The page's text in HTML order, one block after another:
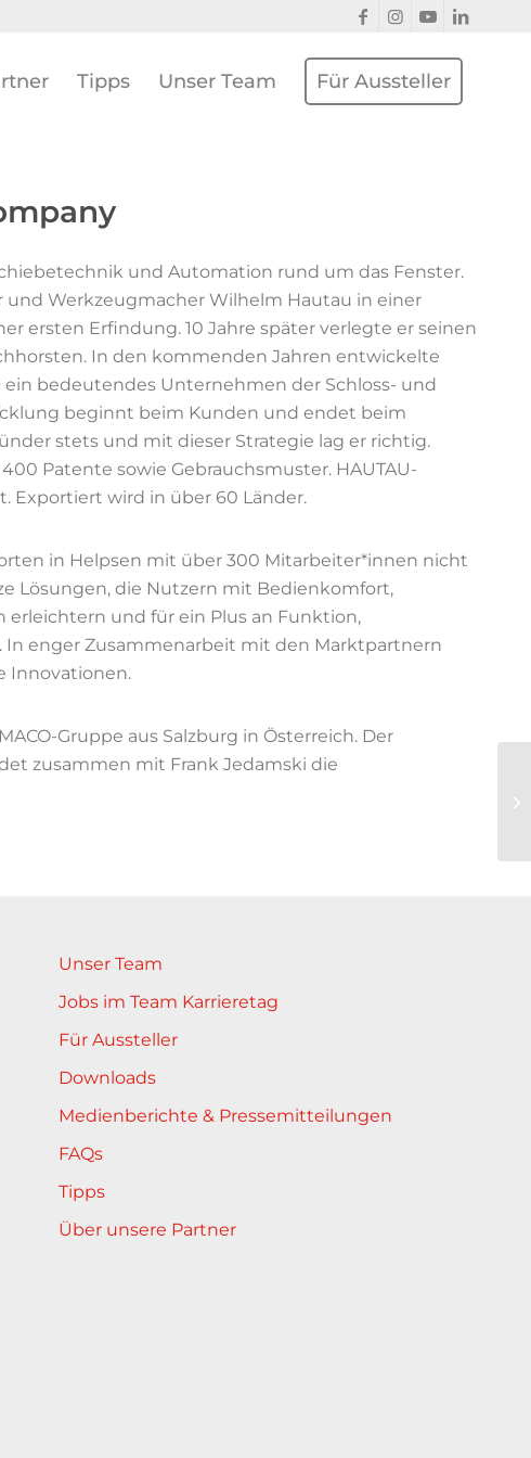
Tipps Unser Team Für Aussteller
und Automation rund um das Fenster.
und Werkzeugmacher Wilhelm Hautau in einer
ersten Erfindung. 10 Jahre später verlegte er seinen
In den kommenden Jahren entwickelte
bedeutendes Unternehmen der Schloss- und
beginnt beim Kunden und endet beim
stets und mit dieser Strategie lag er richtig.
Patente sowie Gebrauchsmuster. HAUTAU-
Exportiert wird in über 60 Länder.
in Helpsen mit über 300 Mitarbeiter*innen nicht
Lösungen, die Nutzern mit Bedienkomfort,
erleichtern und für ein Plus an Funktion,
enger Zusammenarbeit mit den Marktpartnern
Innovationen.
Gruppe aus Salzburg in Österreich. Der
zusammen mit Frank Jedamski die
Unser Team
Jobs im Team Karrieretag
Für Aussteller
Downloads
Medienberichte & Pressemitteilungen
FAQs
Tipps
Über unsere Partner